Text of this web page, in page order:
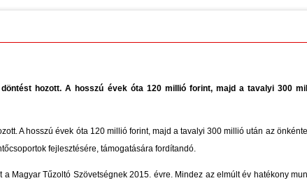
hozott. A hosszú évek óta 120 millió forint, majd a tavalyi 300
A hosszú évek óta 120 millió forint, majd a tavalyi 300 millió után az
fejlesztésére, támogatására fordítandó.
Magyar Tűzoltó Szövetségnek 2015. évre. Mindez az elmúlt év hatékony